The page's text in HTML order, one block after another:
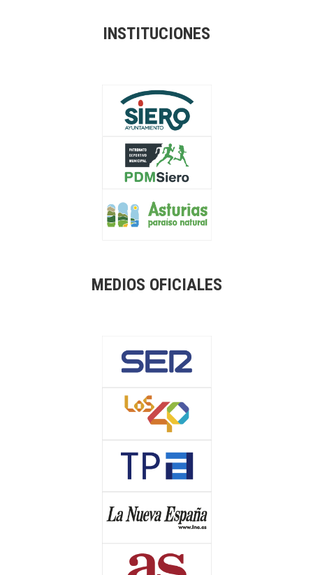
INSTITUCIONES
MEDIOS OFICIALES